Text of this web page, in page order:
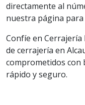
directamente al
nuestra página
Confíe en Cerrajería
de cerrajería en
comprometidos con
rápido y seguro.